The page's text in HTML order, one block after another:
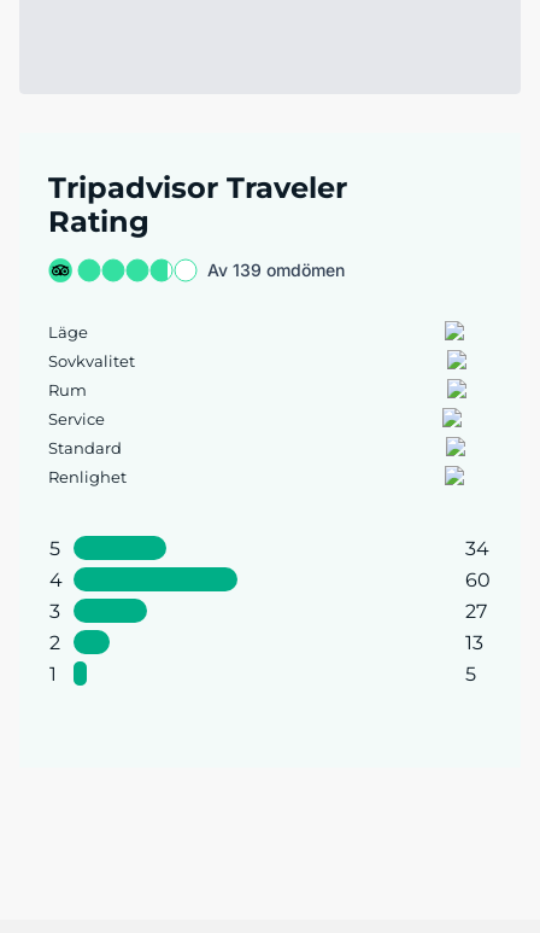
Tripadvisor Traveler
Rating
Av 139 omdömen
Läge
Sovkvalitet
Rum
Service
Standard
Renlighet
5
34
4
60
3
27
2
13
1
5